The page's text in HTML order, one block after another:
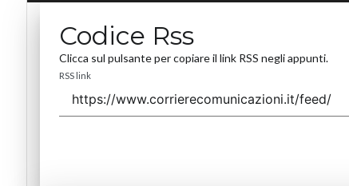
Codice Rss
Clicca sul pulsante per copiare il link RSS negli appunti.
RSS link